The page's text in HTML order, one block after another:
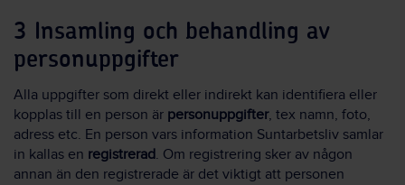
3 Insamling och behandling av
personuppgifter
Alla uppgifter som direkt eller indirekt kan identifiera eller
kopplas till en person är personuppgifter, tex namn, foto,
adress etc. En person vars information Suntarbetsliv samlar
in kallas en registrerad. Om registrering sker av någon
annan än den registrerade är det viktigt att personen